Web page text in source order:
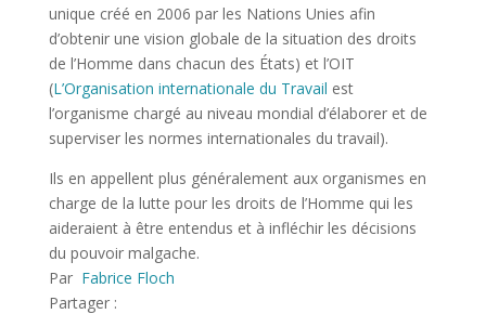
unique créé en 2006 par les Nations Unies afin
d’obtenir une vision globale de la situation des droits
de l’Homme dans chacun des États) et l’OIT
(L’Organisation internationale du Travail est
l’organisme chargé au niveau mondial d’élaborer et de
superviser les normes internationales du travail).
Ils en appellent plus généralement aux organismes en
charge de la lutte pour les droits de l’Homme qui les
aideraient à être entendus et à infléchir les décisions
du pouvoir malgache.
Par Fabrice Floch
Partager :